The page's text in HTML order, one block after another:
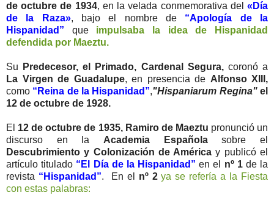
de octubre de 1934, en la velada conmemorativa del«Día
de la Raza», bajo el nombre de “Apología de la
Hispanidad” que impulsaba la idea de Hispanidad
defendida por Maeztu.
Su Predecesor, el Primado, Cardenal Segura,coronó a
La Virgen de Guadalupe, en presencia de Alfonso XIII,
como “Reina de la Hispanidad”,"Hispaniarum Regina"el
12 de octubre de 1928.
El 12 de octubre de 1935, Ramiro de Maeztu pronunció un
discurso en la Academia Españolasobre el
Descubrimiento y Colonización de América y publicó el
artículo titulado “El Día de la Hispanidad” en el nº 1 de la
revista “Hispanidad”. En el nº 2ya se refería a la Fiesta
con estas palabras: